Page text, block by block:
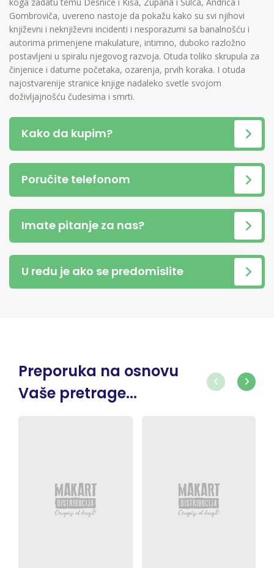
Gombroviča, uvereno nastoje da pokažu kako su svi njihovi
književni i neknjiževni incidenti i nesporazumi sa banalnošću i
autorima primenjene makulature, intimno, duboko razložno
postavljeni u spiralu njegovog razvoja. Otuda toliko skrupula za
činjenice i datume početaka, ozarenja, prvih koraka. I otuda
najostvarenije stranice knjige nadaleko svetle svojom
doživljajnošću čudesima i smrti.
Kako da kupim?
Poručite telefonom
Imate pitanje za nas?
U redu je ako se predomislite
Preporuka na osnovu
Vaše pretrage...